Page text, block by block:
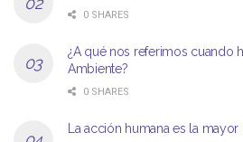
0 SHARES
¿A qué nos referimos cuando
Ambiente?
0 SHARES
La acción humana es la